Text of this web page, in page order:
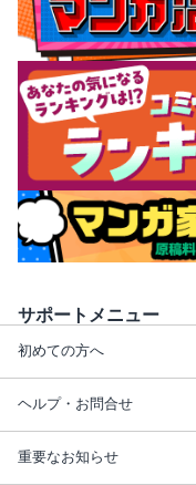
サポートメニュー
初めての方へ
ヘルプ・お問合せ
重要なお知らせ